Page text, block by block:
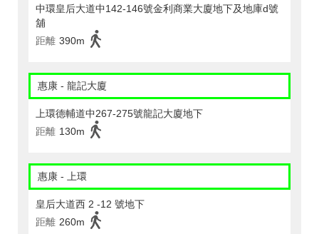
中環皇后大道中142-146號金利商業大廈地下及地庫d號
舖
距離 390m
惠康 - 龍記大廈
上環德輔道中267-275號龍記大廈地下
距離 130m
惠康 - 上環
皇后大道西 2 -12 號地下
距離 260m